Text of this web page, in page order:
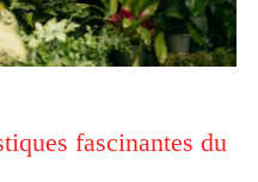
fascinantes du